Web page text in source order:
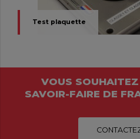
Test plaquette
VOUS SOUHAITEZ
SAVOIR-FAIRE DE